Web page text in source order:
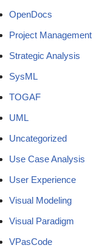
OpenDocs
Project Management
Strategic Analysis
SysML
TOGAF
UML
Uncategorized
Use Case Analysis
User Experience
Visual Modeling
Visual Paradigm
VPasCode